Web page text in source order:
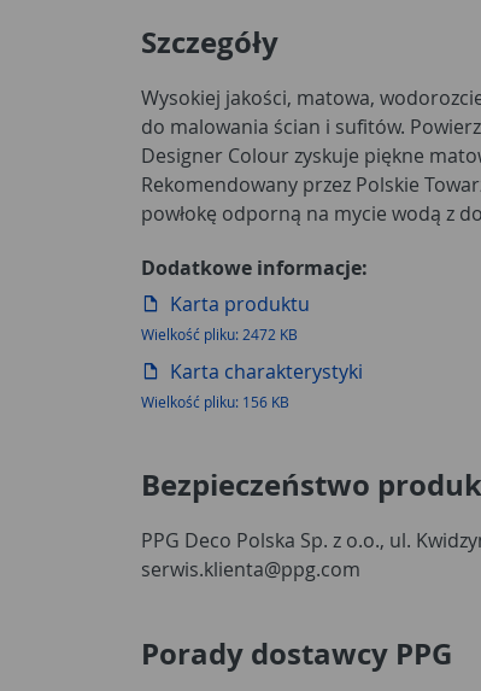
Szczegóły
Wysokiej jakości, matowa,
do malowania ścian i sufitów.
Designer Colour zyskuje piękne
Rekomendowany przez Polskie
powłokę odporną na mycie wodą z
wyróżnia się dobrym kryciem i
zapach w czasie nanoszenia i
chlapie w trakcie aplikacji. Bardzo
Beckers Designer Colour spełnia
Dodatkowe informacje:
Karta produktu
Wielkość pliku: 2472 KB
Karta charakterystyki
Wielkość pliku: 156 KB
Bezpieczeństwo
PPG Deco Polska Sp. z o.o., ul.
serwis.klienta@ppg.com
Porady dostawcy PPG